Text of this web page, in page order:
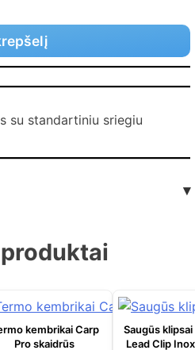
su standartiniu sriegiu
▾
kembrikai Carp
Pro skaidrūs
Saugūs
Lead Clip